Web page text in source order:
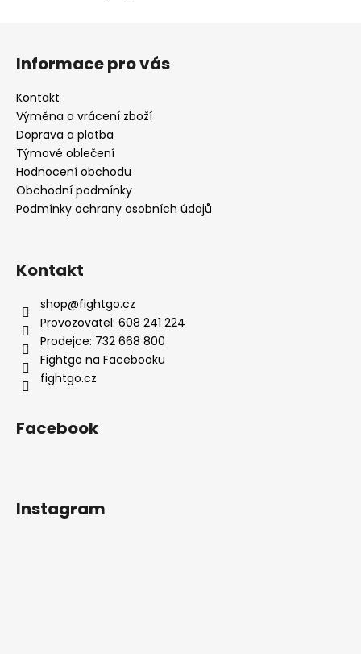
Z
Informace pro vás
Kontakt
Výměna a vrácení zboží
Doprava a platba
Týmové oblečení
Hodnocení obchodu
Obchodní podmínky
Podmínky ochrany osobních údajů
Kontakt
shop@fightgo.cz
Provozovatel: 608 241 224
Prodejce: 732 668 800
Fightgo na Facebooku
fightgo.cz
Facebook
Instagram